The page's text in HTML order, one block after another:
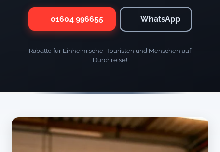
01604 996655 WhatsApp
Rabatte für Einheimische, Touristen und Menschen auf
Durchreise!